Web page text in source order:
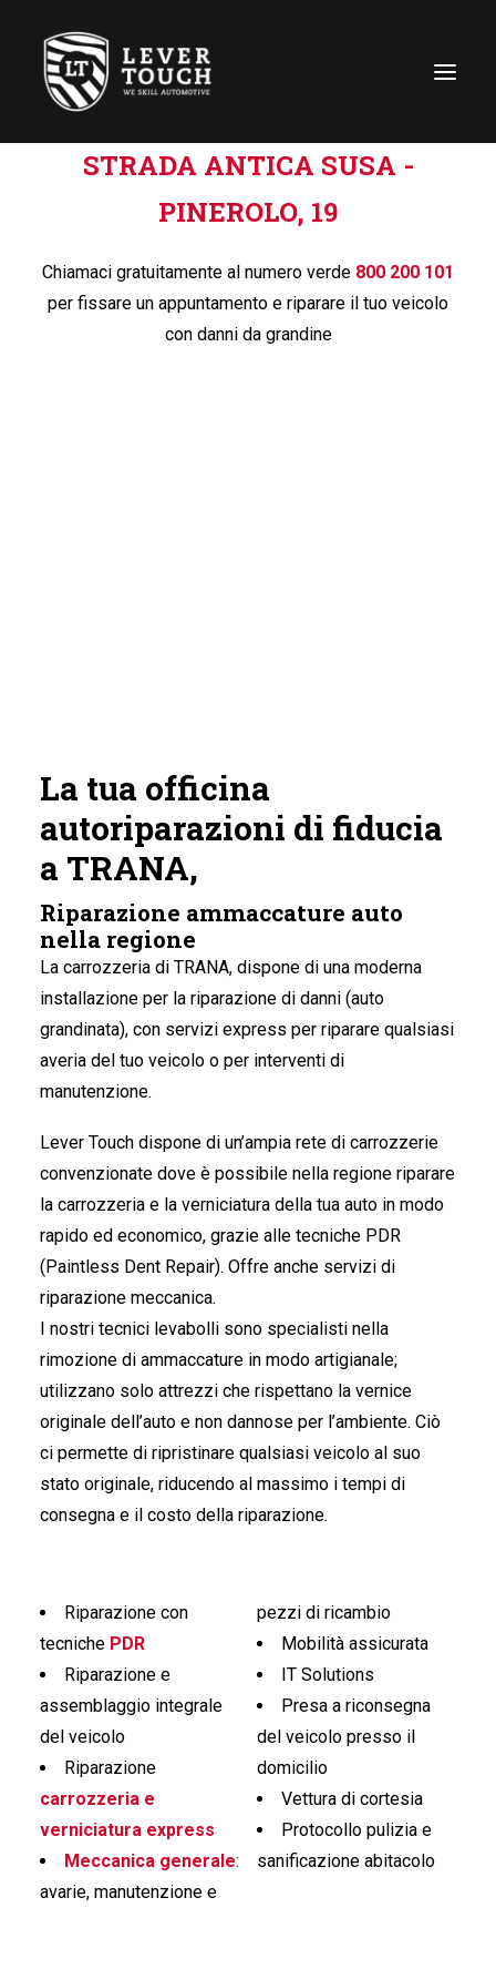
Tecniche di riparazione
Carrozzerie
Chi siamo
Lever Touch Smart Center
STRADA ANTICA SUSA -
PINEROLO, 19
Chiamaci gratuitamente al numero verde 800 200 101
per fissare un appuntamento e riparare il tuo veicolo
con danni da grandine
La tua officina
autoriparazioni di fiducia
a TRANA,
Riparazione ammaccature auto
nella regione
La carrozzeria di TRANA, dispone di una moderna
installazione per la riparazione di danni (auto
grandinata), con servizi express per riparare qualsiasi
averia del tuo veicolo o per interventi di
manutenzione.
Lever Touch dispone di un’ampia rete di carrozzerie
convenzionate dove è possibile nella regione riparare
la carrozzeria e la verniciatura della tua auto in modo
rapido ed economico, grazie alle tecniche PDR
(Paintless Dent Repair). Offre anche servizi di
riparazione meccanica.
I nostri tecnici levabolli sono specialisti nella
rimozione di ammaccature in modo artigianale;
utilizzano solo attrezzi che rispettano la vernice
originale dell’auto e non dannose per l’ambiente. Ciò
ci permette di ripristinare qualsiasi veicolo al suo
stato originale, riducendo al massimo i tempi di
consegna e il costo della riparazione.
Riparazione con
tecniche PDR
Riparazione e
assemblaggio integrale
del veicolo
Riparazione
carrozzeria e
verniciatura express
Meccanica generale:
avarie, manutenzione e
pezzi di ricambio
Mobilità assicurata
IT Solutions
Presa a riconsegna
del veicolo presso il
domicilio
Vettura di cortesia
Protocollo pulizia e
sanificazione abitacolo